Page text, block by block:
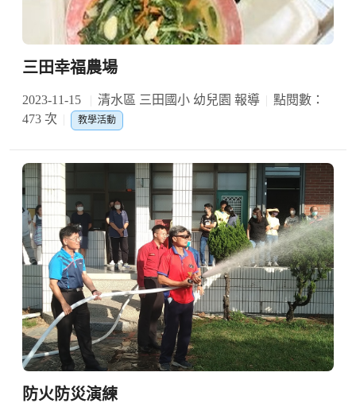
三田幸福農場
2023-11-15 清水區 三田國小 幼兒園 報導
點閱數：
473 次
教學活動
防火防災演練